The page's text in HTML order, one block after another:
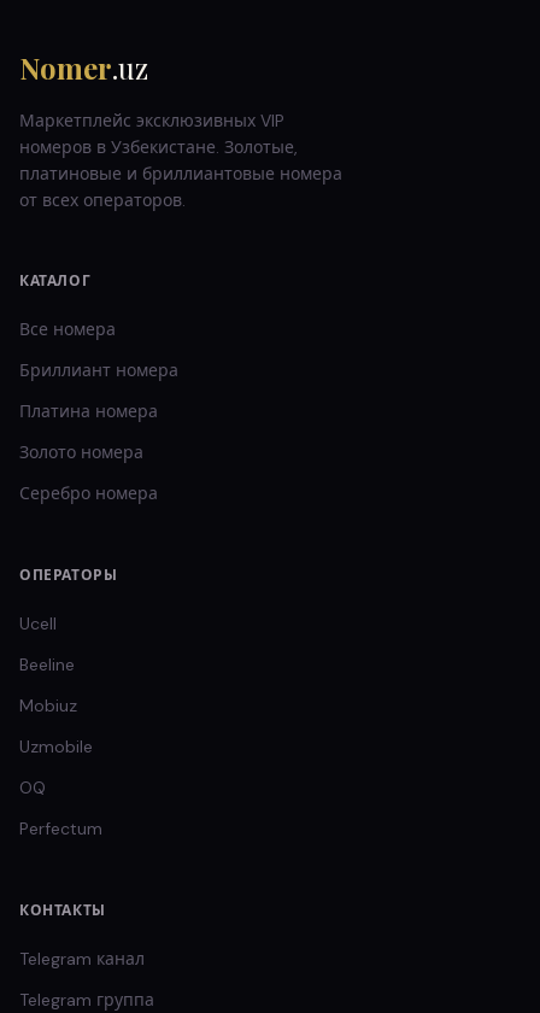
Nomer.uz
Маркетплейс эксклюзивных VIP
номеров в Узбекистане. Золотые,
платиновые и бриллиантовые номера
от всех операторов.
КАТАЛОГ
Все номера
Бриллиант номера
Платина номера
Золото номера
Серебро номера
ОПЕРАТОРЫ
Ucell
Beeline
Mobiuz
Uzmobile
OQ
Perfectum
КОНТАКТЫ
Telegram канал
Telegram группа